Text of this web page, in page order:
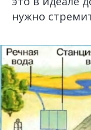
нужно